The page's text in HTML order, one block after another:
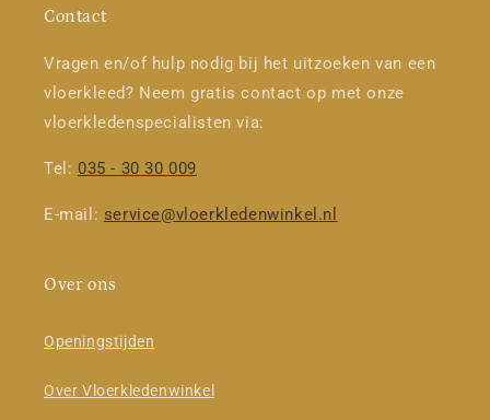
Contact
Vragen en/of hulp nodig bij het uitzoeken van een
vloerkleed? Neem gratis contact op met onze
vloerkledenspecialisten via:
Tel: 035 - 30 30 009
E-mail: service@vloerkledenwinkel.nl
Over ons
Openingstijden
Over Vloerkledenwinkel